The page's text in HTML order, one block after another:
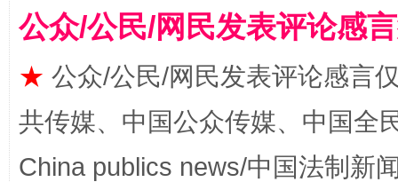
公众/公民/网民发表评论感
★ 公众/公民/网民发表评论感言
共传媒、中国公众传媒、中国全
China publics news/中国法制新